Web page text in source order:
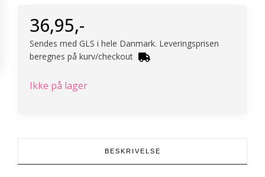
36,95,-
Sendes med GLS i hele Danmark. Leveringsprisen
beregnes på kurv/checkout
Ikke på lager
BESKRIVELSE